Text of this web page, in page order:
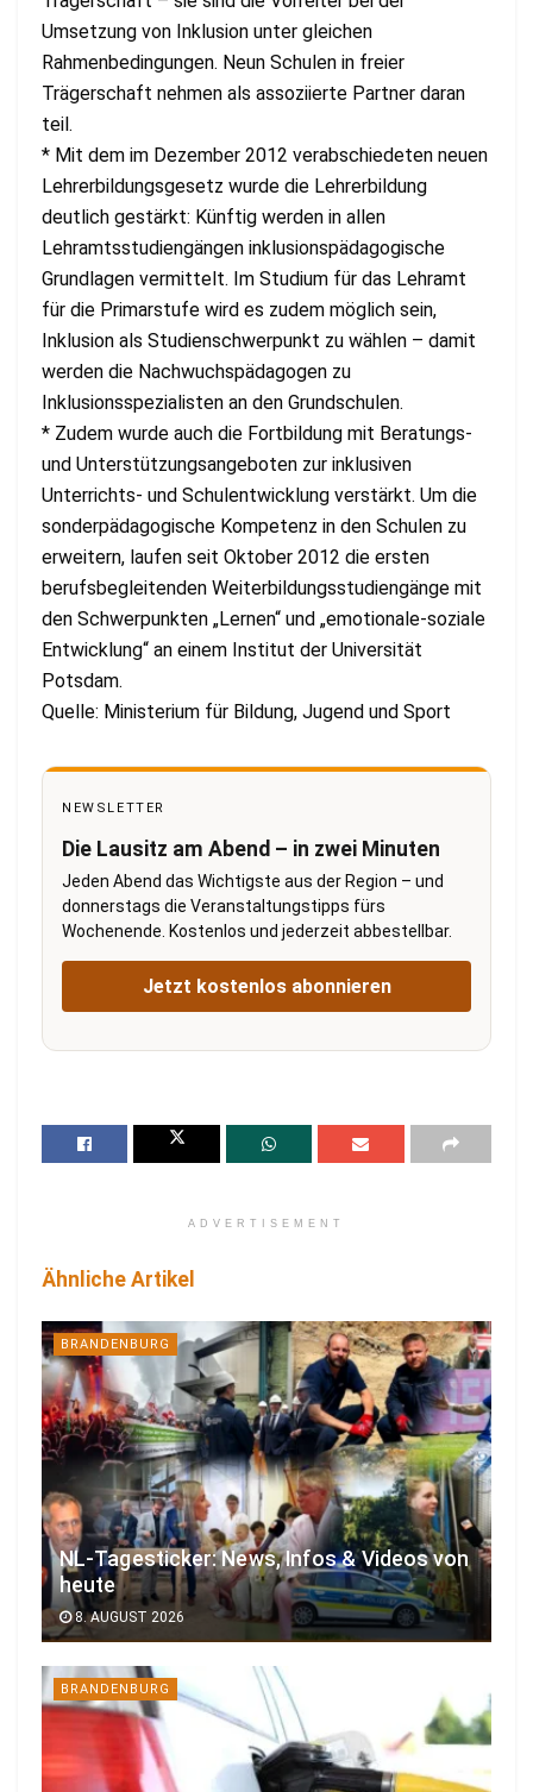
Umsetzung von Inklusion unter gleichen
Rahmenbedingungen. Neun Schulen in freier
Trägerschaft nehmen als assoziierte Partner daran
teil.
* Mit dem im Dezember 2012 verabschiedeten neuen
Lehrerbildungsgesetz wurde die Lehrerbildung
deutlich gestärkt: Künftig werden in allen
Lehramtsstudiengängen inklusionspädagogische
Grundlagen vermittelt. Im Studium für das Lehramt
für die Primarstufe wird es zudem möglich sein,
Inklusion als Studienschwerpunkt zu wählen – damit
werden die Nachwuchspädagogen zu
Inklusionsspezialisten an den Grundschulen.
* Zudem wurde auch die Fortbildung mit Beratungs-
und Unterstützungsangeboten zur inklusiven
Unterrichts- und Schulentwicklung verstärkt. Um die
sonderpädagogische Kompetenz in den Schulen zu
erweitern, laufen seit Oktober 2012 die ersten
berufsbegleitenden Weiterbildungsstudiengänge mit
den Schwerpunkten „Lernen“ und „emotionale-soziale
Entwicklung“ an einem Institut der Universität
Potsdam.
Quelle: Ministerium für Bildung, Jugend und Sport
NEWSLETTER
Die Lausitz am Abend – in zwei Minuten
Jeden Abend das Wichtigste aus der Region – und
donnerstags die Veranstaltungstipps fürs
Wochenende. Kostenlos und jederzeit abbestellbar.
Jetzt kostenlos abonnieren
ADVERTISEMENT
Ähnliche Artikel
BRANDENBURG
NL-Tagesticker: News, Infos & Videos von
heute
8. AUGUST 2026
BRANDENBURG